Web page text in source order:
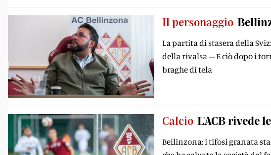
Il personaggio
La partita di stasera della
della rivalsa – E ciò dopo i
braghe di tela
Calcio L'ACB rivede
Bellinzona: i tifosi granata